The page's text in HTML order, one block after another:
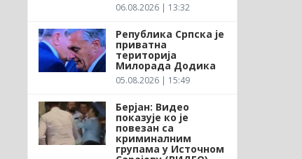
06.08.2026 | 13:32
Република Српска је
приватна
територија
Милорада Додика
05.08.2026 | 15:49
Берјан: Видео
показује ко је
повезан са
криминалним
групама у Источном